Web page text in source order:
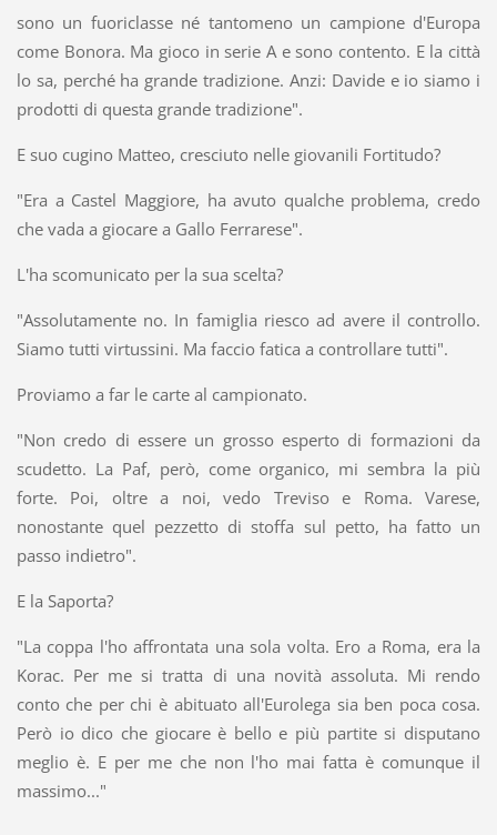
sono un fuoriclasse né tantomeno un campione d'Europa
come Bonora. Ma gioco in serie A e sono contento. E la città
lo sa, perché ha grande tradizione. Anzi: Davide e io siamo i
prodotti di questa grande tradizione".
E suo cugino Matteo, cresciuto nelle giovanili Fortitudo?
"Era a Castel Maggiore, ha avuto qualche problema, credo
che vada a giocare a Gallo Ferrarese".
L'ha scomunicato per la sua scelta?
"Assolutamente no. In famiglia riesco ad avere il controllo.
Siamo tutti virtussini. Ma faccio fatica a controllare tutti".
Proviamo a far le carte al campionato.
"Non credo di essere un grosso esperto di formazioni da
scudetto. La Paf, però, come organico, mi sembra la più
forte. Poi, oltre a noi, vedo Treviso e Roma. Varese,
nonostante quel pezzetto di stoffa sul petto, ha fatto un
passo indietro".
E la Saporta?
"La coppa l'ho affrontata una sola volta. Ero a Roma, era la
Korac. Per me si tratta di una novità assoluta. Mi rendo
conto che per chi è abituato all'Eurolega sia ben poca cosa.
Però io dico che giocare è bello e più partite si disputano
meglio è. E per me che non l'ho mai fatta è comunque il
massimo..."